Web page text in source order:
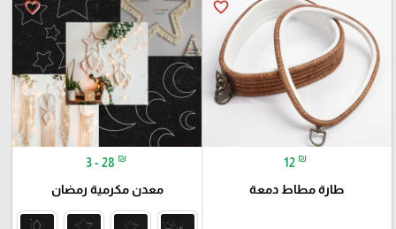
favorite_border
12 ₪
طارة مطاط دمعة
favorite_border
3 - 28 ₪
معدن مكرمية رمضان